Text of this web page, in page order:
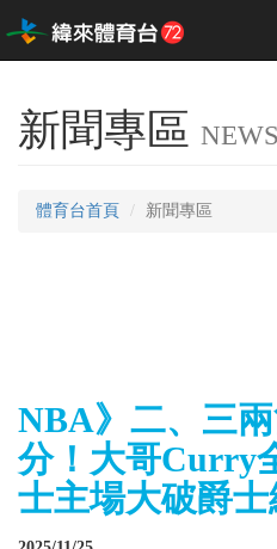
新聞專區 NEWS
體育台首頁 新聞專區
NBA》二、三
分！大哥Curry
士主場大破爵